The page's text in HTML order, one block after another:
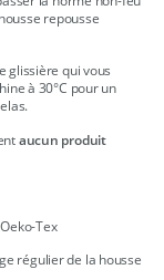
repousse
glissière qui vous
à 30°C pour un
aucun produit
Tex
régulier de la housse